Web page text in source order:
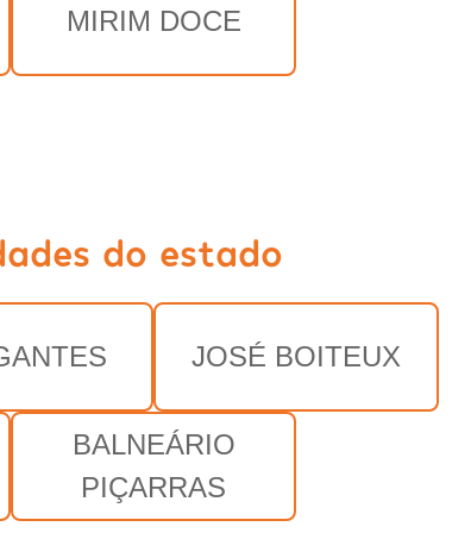
MIRIM DOCE
do estado
JOSÉ BOITEUX
BALNEÁRIO
PIÇARRAS